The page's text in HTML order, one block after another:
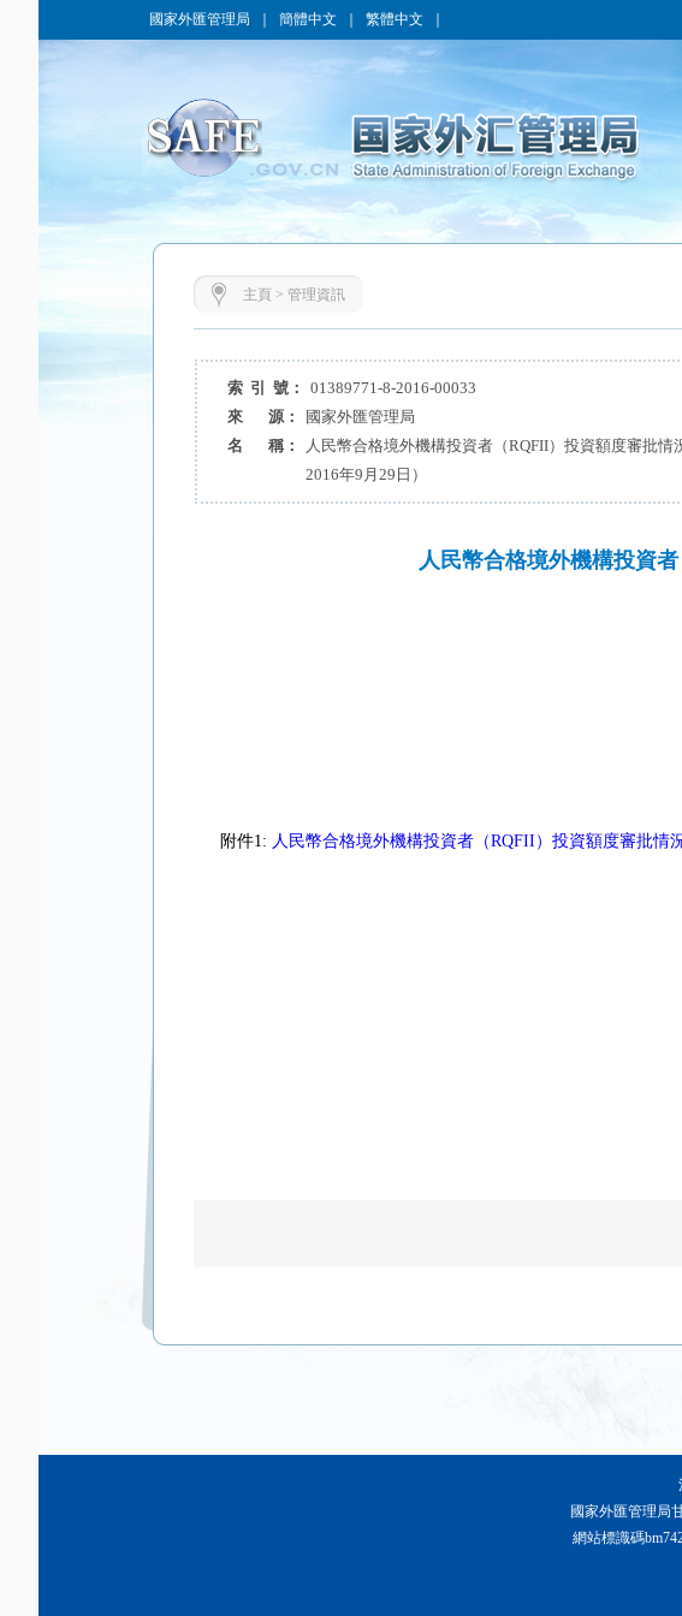
國家外匯管理局 簡體中文 繁體中文
主頁 > 管理資訊
索 引 號： 01389771-8-2016-00033
來 源：
國家外匯管理局
名 稱：
人民幣合格境外機構投資者（RQFII）投資額度審批情
2016年9月29日）
人民幣合格境外機構投資
附件1: 人民幣合格境外機構投資者（RQFII）投資額度審批情
國家外匯管理局
網站標識碼